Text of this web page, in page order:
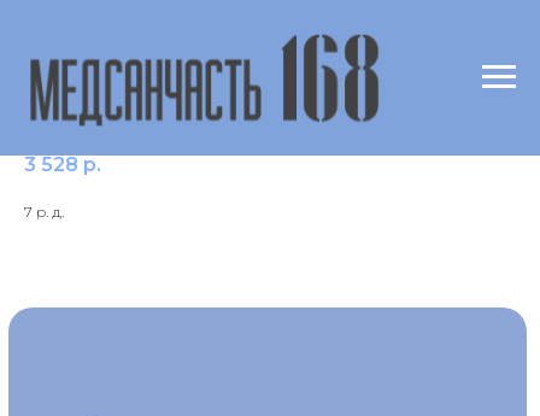
Витамин B5 (пантотеновая кислота)
3 528 р.
7 р. д.